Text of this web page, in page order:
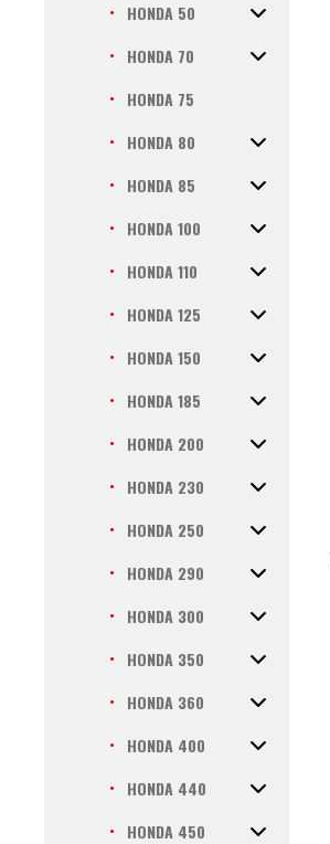
HONDA 50
HONDA 70
HONDA 75
HONDA 80
HONDA 85
HONDA 100
HONDA 110
HONDA 125
HONDA 150
HONDA 185
HONDA 200
HONDA 230
HONDA 250
HONDA 290
HONDA 300
HONDA 350
HONDA 360
HONDA 400
HONDA 440
HONDA 450